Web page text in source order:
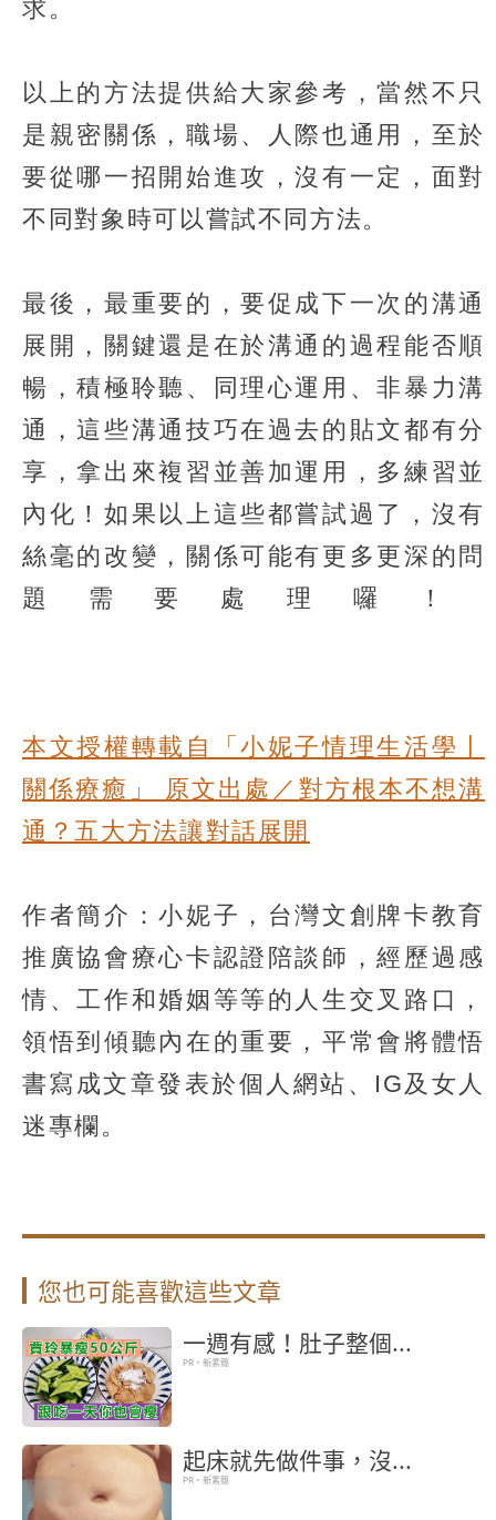
求。​
以上的方法提供給大家參考，當然不只
是親密關係，職場、人際也通用，至於
要從哪一招開始進攻，沒有一定，面對
不同對象時可以嘗試不同方法。​
最後，最重要的，要促成下一次的溝通
展開，關鍵還是在於溝通的過程能否順
暢，積極聆聽、同理心運用、非暴力溝
通，這些溝通技巧在過去的貼文都有分
享，拿出來複習並善加運用，多練習並
內化！如果以上這些都嘗試過了，沒有
絲毫的改變，關係可能有更多更深的問
題需要處理囉！​
本文授權轉載自「小妮子情理生活學〡
關係療癒」 原文出處／對方根本不想溝
通？五大方法讓對話展開
作者簡介：小妮子，台灣文創牌卡教育
推廣協會療心卡認證陪談師，經歷過感
情、工作和婚姻等等的人生交叉路口，
領悟到傾聽內在的重要，平常會將體悟
書寫成文章發表於個人網站、IG及女人
迷專欄。
您也可能喜歡這些文章
一週有感！肚子整個...
PR・新素簡
起床就先做件事，沒...
PR・新素簡